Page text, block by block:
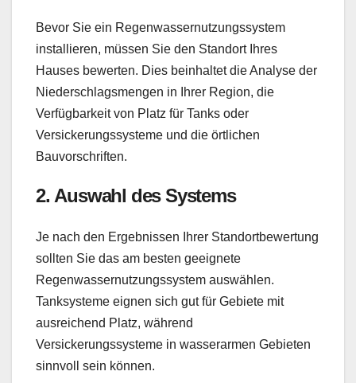
Bevor Sie ein Regenwassernutzungssystem
installieren, müssen Sie den Standort Ihres
Hauses bewerten. Dies beinhaltet die Analyse der
Niederschlagsmengen in Ihrer Region, die
Verfügbarkeit von Platz für Tanks oder
Versickerungssysteme und die örtlichen
Bauvorschriften.
2. Auswahl des Systems
Je nach den Ergebnissen Ihrer Standortbewertung
sollten Sie das am besten geeignete
Regenwassernutzungssystem auswählen.
Tanksysteme eignen sich gut für Gebiete mit
ausreichend Platz, während
Versickerungssysteme in wasserarmen Gebieten
sinnvoll sein können.